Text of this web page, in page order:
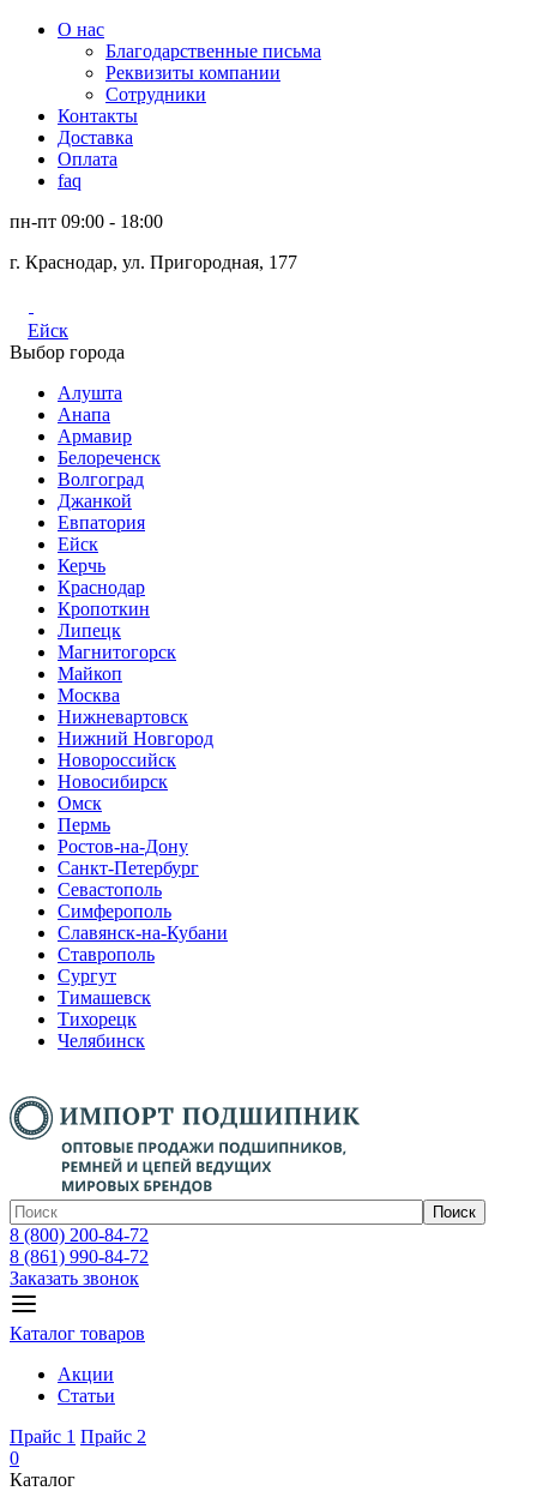
О нас
Благодарственные письма
Реквизиты компании
Сотрудники
Контакты
Доставка
Оплата
faq
пн-пт 09:00 - 18:00
г. Краснодар, ул. Пригородная, 177
Ейск
Выбор города
Алушта
Анапа
Армавир
Белореченск
Волгоград
Джанкой
Евпатория
Ейск
Керчь
Краснодар
Кропоткин
Липецк
Магнитогорск
Майкоп
Москва
Нижневартовск
Нижний Новгород
Новороссийск
Новосибирск
Омск
Пермь
Ростов-на-Дону
Санкт-Петербург
Севастополь
Симферополь
Славянск-на-Кубани
Ставрополь
Сургут
Тимашевск
Тихорецк
Челябинск
Поиск
8 (800) 200-84-72
8 (861) 990-84-72
Заказать звонок
Каталог товаров
Акции
Статьи
Прайс 1 Прайс 2
0
Каталог